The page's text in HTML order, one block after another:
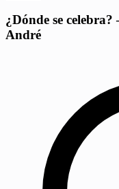
¿Dónde se
André